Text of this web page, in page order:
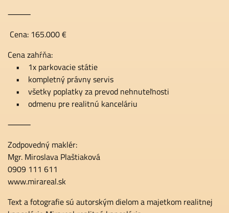
⸻
Cena: 165.000 €
Cena zahŕňa:
• 1x parkovacie státie
• kompletný právny servis
• všetky poplatky za prevod nehnuteľnosti
• odmenu pre realitnú kanceláriu
⸻
Zodpovedný maklér:
Mgr. Miroslava Plaštiaková
0909 111 611
www.mirareal.sk
Text a fotografie sú autorským dielom a majetkom realitnej